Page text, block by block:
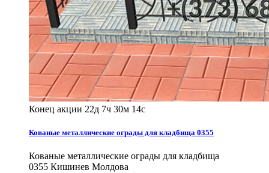
Конец акции 22д 7ч 30м 12с
Кованые металлические ограды для кладбища 0355
Кованые металлические ограды для кладбища
0355 Кишинев Молдова